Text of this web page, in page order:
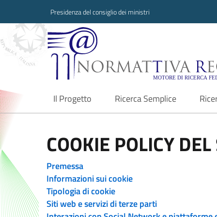
Presidenza del consiglio dei ministri
Normattiva
Il Progetto
current Ricerca Semplice
COOKIE POLICY
Premessa
Informazioni sui cookie
Tipologia di cookie
Siti web e servizi di terze parti